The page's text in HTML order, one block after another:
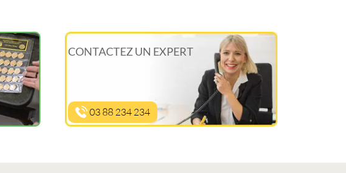
CONTACTEZ UN EXPERT
03 88 234 234